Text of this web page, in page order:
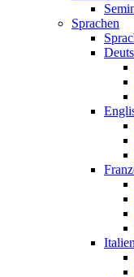
Sprachen